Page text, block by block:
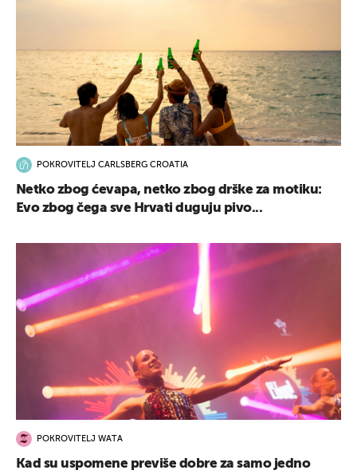
POKROVITELJ CARLSBERG CROATIA
Netko zbog ćevapa, netko zbog drške za motiku:
Evo zbog čega sve Hrvati duguju pivo...
POKROVITELJ WATA
Kad su uspomene previše dobre za samo jedno